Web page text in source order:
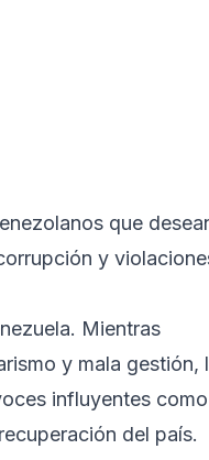
que
y
Mientras
y mala gestión,
influyentes
del país.